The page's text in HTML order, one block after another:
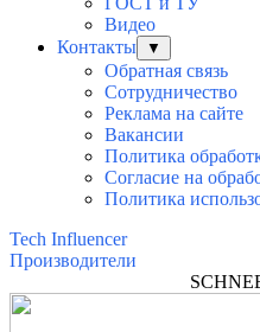
Видео
Контакты
▼
Обратная связь
Сотрудничество
Реклама на сайте
Вакансии
Политика
Согласие на
Политика
Tech Influencer
Производители